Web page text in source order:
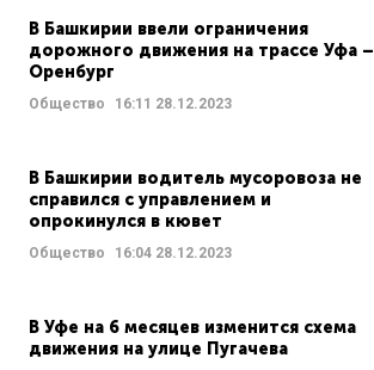
В Башкирии ввели ограничения
дорожного движения на трассе Уфа –
Оренбург
Общество 16:11 28.12.2023
В Башкирии водитель мусоровоза не
справился с управлением и
опрокинулся в кювет
Общество 16:04 28.12.2023
В Уфе на 6 месяцев изменится схема
движения на улице Пугачева